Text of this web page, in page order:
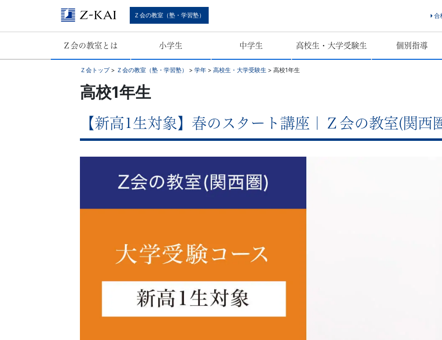
関
校
Ｚ会の教室（塾・学習塾） 合
Ｚ会の教室とは 小学生 中学生 高校生・大学受験生 個別指導
Ｚ会トップ> Ｚ会の教室（塾・学習塾） > 学年 > 高校生・大学受験生 > 高校1年生
高校1年生
【新高1生対象】春のスタート講座｜Ｚ会の教室(関西